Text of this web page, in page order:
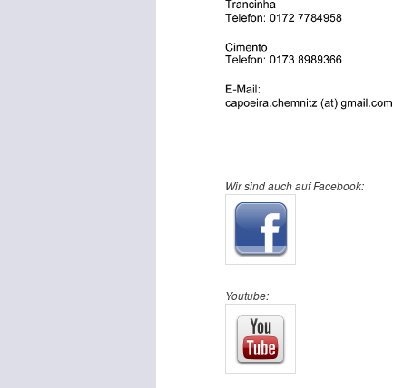
Wir sind auch auf Facebook:
Youtube: